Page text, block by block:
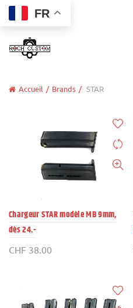
FR
Accueil Brands STAR
Chargeur STAR modèle MB 9mm,
dès 24.-
CHF 38.00